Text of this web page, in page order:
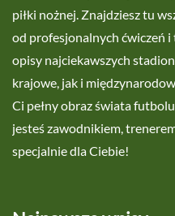
piłki nożnej. Znajdziesz tu
od profesjonalnych ćwiczeń
opisy najciekawszych
krajowe, jak i
Ci pełny obraz świata
jesteś zawodnikiem,
specjalnie dla Ciebie!